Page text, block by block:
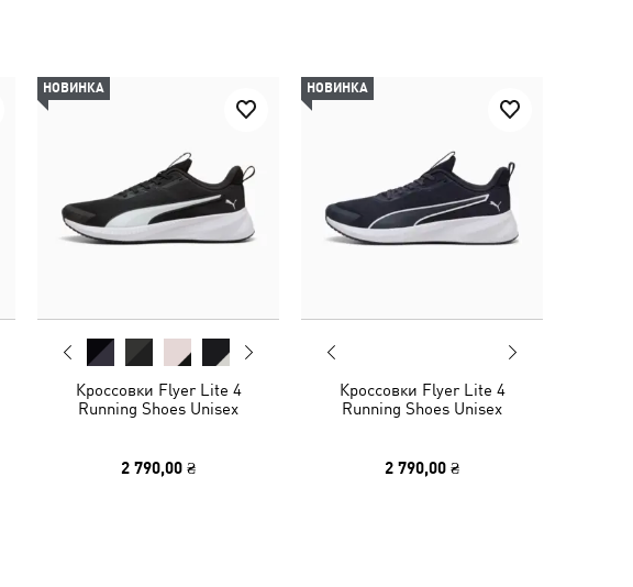
НОВИНКА
Кроссовки Flyer Lite 4
Running Shoes Unisex
2 790,00 ₴
НОВИНКА
Кроссовки Flyer Lite 4
Running Shoes Unisex
2 790,00 ₴